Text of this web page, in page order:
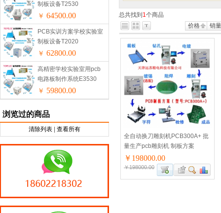
制板设备T2530
￥ 64500.00
PCB实训方案学校实验室
制板设备T2020
￥ 62800.00
高精密学校实验室用pcb
电路板制作系统E3530
￥ 59800.00
浏览过的商品
清除列表 查看所有
总共找到 1个商品
价格
销量
全自动换刀雕刻机PCB300A+ 批
量生产pcb雕刻机 制板方案
￥198000.00
￥198000.00